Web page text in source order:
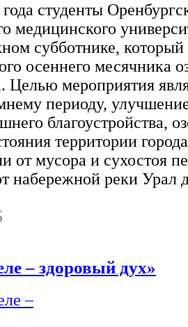
студенты
медицинского
субботнике, который
осеннего месячника
Целью мероприятия
периоду,
благоустройства,
территории
мусора и сухостоя
набережной реки Урал
– здоровый дух»